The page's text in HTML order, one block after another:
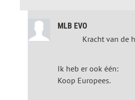
MLB EVO
Kracht van de
Ik heb er ook één:
Koop Europees.